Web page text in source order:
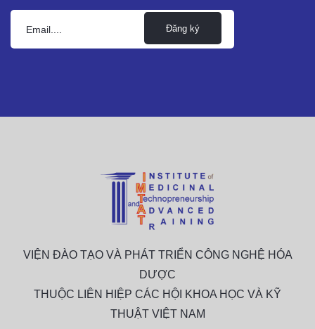
Đăng ký
VIỆN ĐÀO TẠO VÀ PHÁT TRIỂN CÔNG NGHỆ HÓA
DƯỢC
THUỘC LIÊN HIỆP CÁC HỘI KHOA HỌC VÀ KỸ
THUẬT VIỆT NAM